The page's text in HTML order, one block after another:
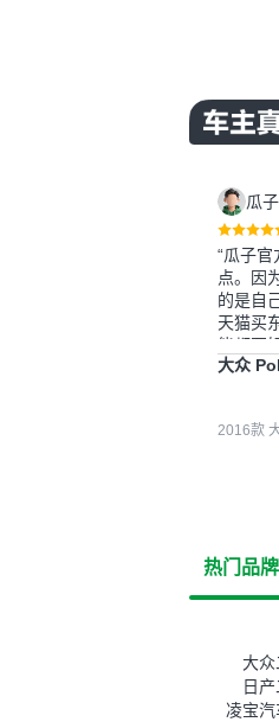
瓜
“瓜子
点。因
的是自
天猫买
能都要
象吧。
我确实
这些问
并不能
果跟你
这次车
车。去
好，到
一次复
大众
2016款
热门品牌
大众
日
凌宝